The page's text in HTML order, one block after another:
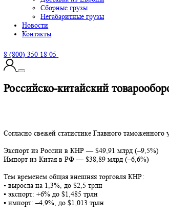
Доставка из Китая
Доставка из Европы
Сборные грузы
Негабаритные грузы
Контакты
Согласно свежей статистике Главного
Экспорт из России в КНР — $49,91 млрд
Импорт из Китая в РФ — $38,89 млрд (–6,6%)